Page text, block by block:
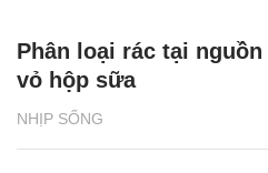
NHỊP SỐNG
Phân loại rác tại
vỏ hộp sữa